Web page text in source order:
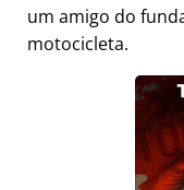
um amigo do
motocicleta.